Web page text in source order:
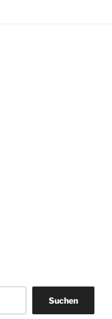
Suchen